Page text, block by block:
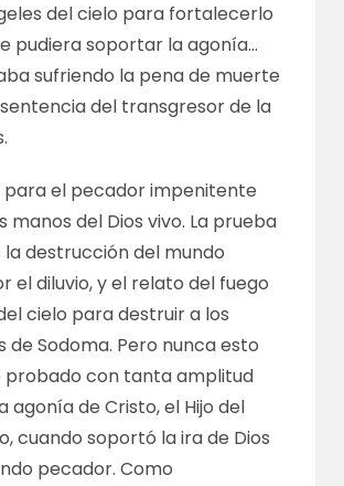
del cielo para fortalecerlo
pudiera soportar la agonía…
sufriendo la pena de muerte
del transgresor de la
para el pecador impenitente
manos del Dios vivo. La prueba
la destrucción del mundo
el diluvio, y el relato del fuego
cielo para destruir a los
de Sodoma. Pero nunca esto
probado con tanta amplitud
agonía de Cristo, el Hijo del
cuando soportó la ira de Dios
pecador. Como